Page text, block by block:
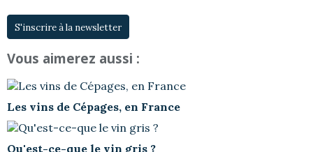
S'inscrire à la newsletter
Vous aimerez aussi :
Les vins de Cépages, en France
Qu'est-ce-que le vin gris ?